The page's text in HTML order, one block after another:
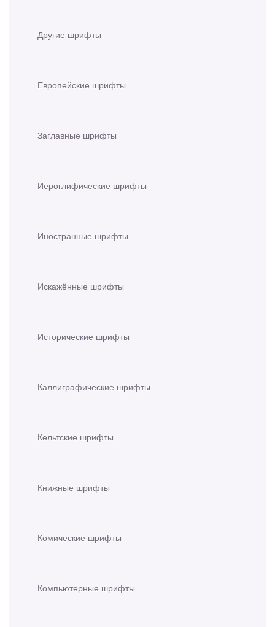
Другие шрифты
Европейские шрифты
Заглавные шрифты
Иероглифические шрифты
Иностранные шрифты
Искажённые шрифты
Исторические шрифты
Каллиграфические шрифты
Кельтские шрифты
Книжные шрифты
Комические шрифты
Компьютерные шрифты